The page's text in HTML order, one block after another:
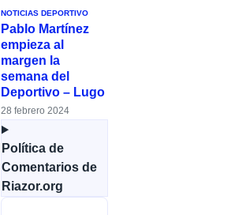
NOTICIAS DEPORTIVO
Pablo Martínez
empieza al
margen la
semana del
Deportivo – Lugo
28 febrero 2024
Política de
Comentarios de
Riazor.org